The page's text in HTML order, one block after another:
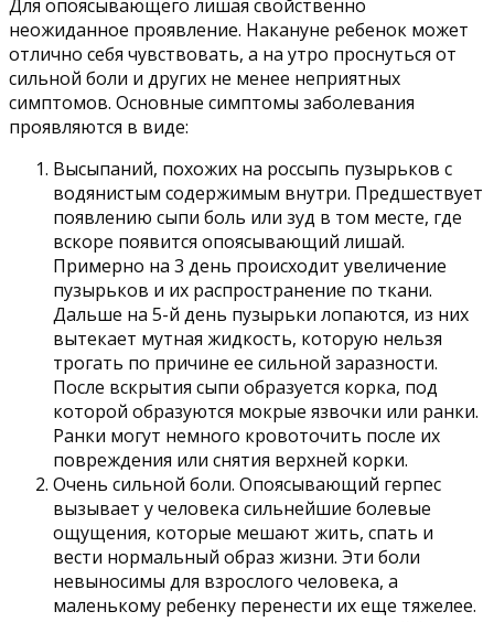
Для опоясывающего лишая свойственно
неожиданное проявление. Накануне ребенок может
отлично себя чувствовать, а на утро проснуться от
сильной боли и других не менее неприятных
симптомов. Основные симптомы заболевания
проявляются в виде:
Высыпаний, похожих на россыпь пузырьков с
водянистым содержимым внутри. Предшествует
появлению сыпи боль или зуд в том месте, где
вскоре появится опоясывающий лишай.
Примерно на 3 день происходит увеличение
пузырьков и их распространение по ткани.
Дальше на 5-й день пузырьки лопаются, из них
вытекает мутная жидкость, которую нельзя
трогать по причине ее сильной заразности.
После вскрытия сыпи образуется корка, под
которой образуются мокрые язвочки или ранки.
Ранки могут немного кровоточить после их
повреждения или снятия верхней корки.
Очень сильной боли. Опоясывающий герпес
вызывает у человека сильнейшие болевые
ощущения, которые мешают жить, спать и
вести нормальный образ жизни. Эти боли
невыносимы для взрослого человека, а
маленькому ребенку перенести их еще тяжелее.